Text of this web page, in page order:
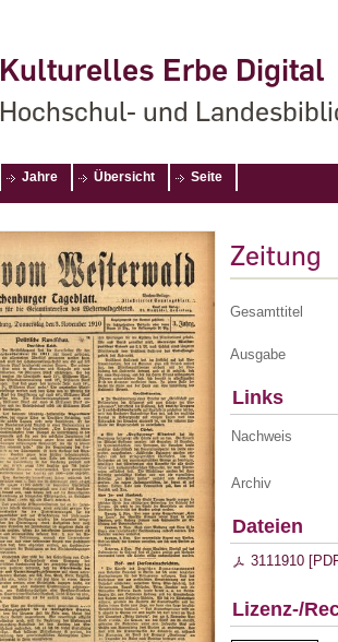
Kulturelles Erbe Digital
Hochschul- und
Jahre Übersicht Seite
Zeitung
Gesamttitel
Ausgabe
Links
Nachweis
Archiv
Dateien
3111910 [
Lizenz-/